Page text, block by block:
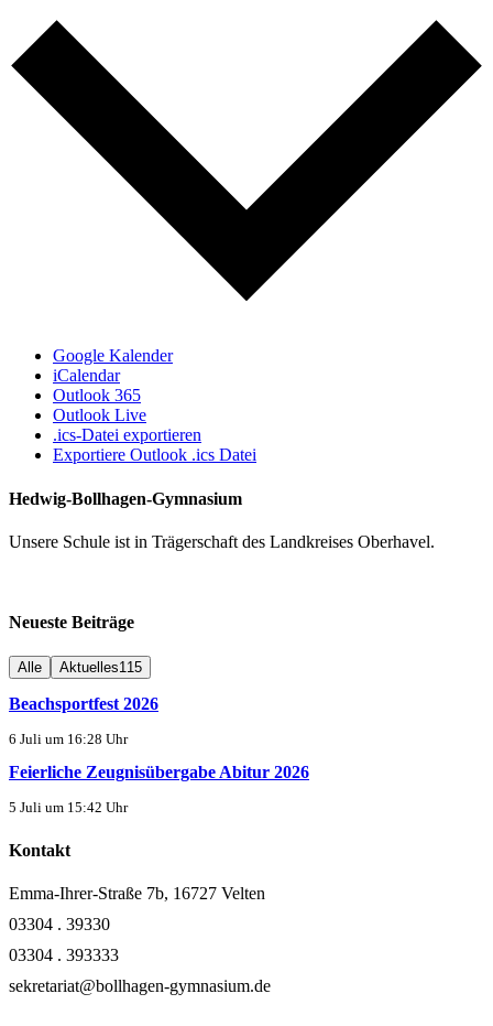
Google Kalender
iCalendar
Outlook 365
Outlook Live
.ics-Datei exportieren
Exportiere Outlook .ics Datei
Hedwig-Bollhagen-Gymnasium
Unsere Schule ist in Trägerschaft des Landkreises Oberhavel.
Neueste Beiträge
Alle Aktuelles115
Beachsportfest 2026
6 Juli um 16:28 Uhr
Feierliche Zeugnisübergabe Abitur 2026
5 Juli um 15:42 Uhr
Kontakt
Emma-Ihrer-Straße 7b, 16727 Velten
03304 . 39330
03304 . 393333
sekretariat@bollhagen-gymnasium.de